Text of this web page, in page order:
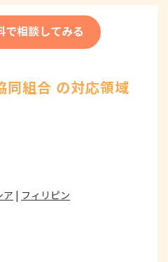
で相談してみる
同組合 の対応領域
ア | フィリピン